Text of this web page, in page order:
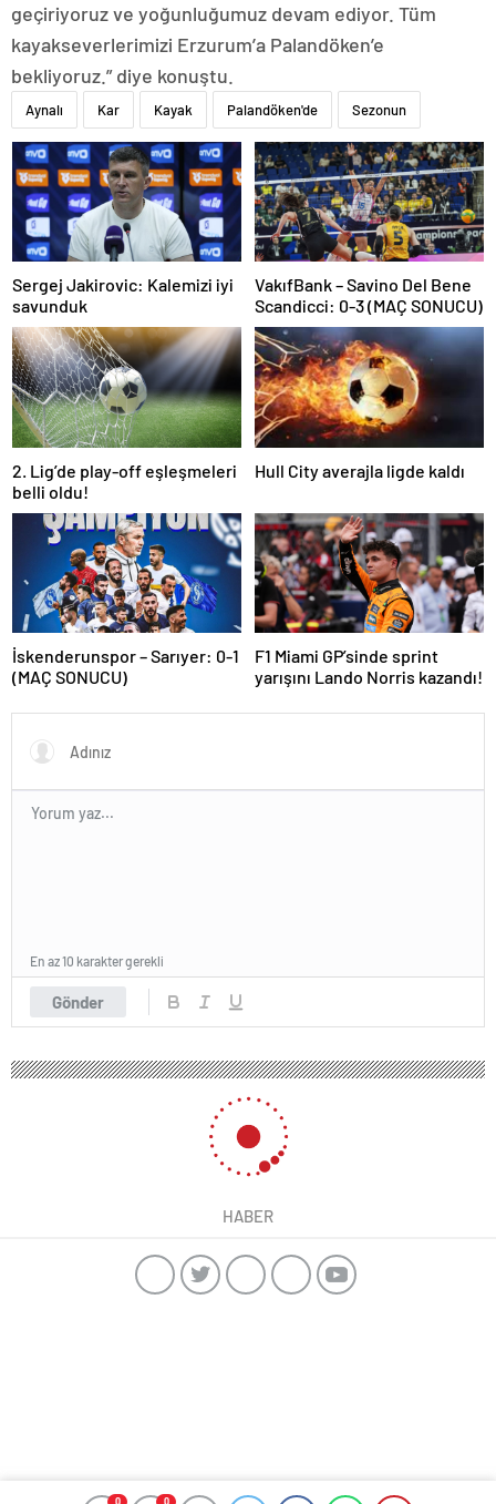
0 0
geçiriyoruz ve yoğunluğumuz devam ediyor. Tüm
kayakseverlerimizi Erzurum’a Palandöken’e
bekliyoruz.” diye konuştu.
Aynalı Kar Kayak Palandöken'de Sezonun
Sergej Jakirovic: Kalemizi iyi
savunduk
VakıfBank – Savino Del Bene
Scandicci: 0-3 (MAÇ SONUCU)
2. Lig’de play-off eşleşmeleri
belli oldu!
Hull City averajla ligde kaldı
İskenderunspor – Sarıyer: 0-1
(MAÇ SONUCU)
F1 Miami GP’sinde sprint
yarışını Lando Norris kazandı!
Gönder
En az 10 karakter gerekli
HABER